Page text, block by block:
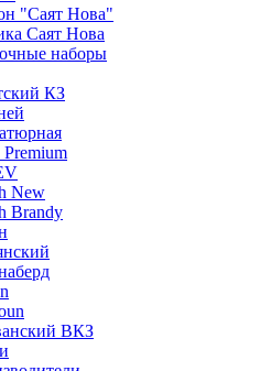
"Саят Нова"
Саят Нова
наборы
КЗ
New
Brandy
ВКЗ